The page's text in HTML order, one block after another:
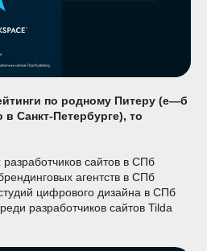
по родному Питеру (е—б
Санкт-Петербурге), то
сайтов в СПб
агентств в СПб
цифрового дизайна в СПб
разработчиков сайтов Tilda